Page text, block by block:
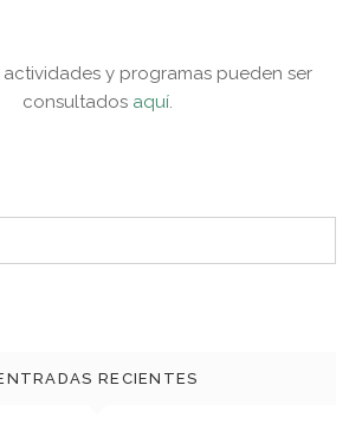
actividades y programas pueden ser
consultados aquí.
RECIENTES